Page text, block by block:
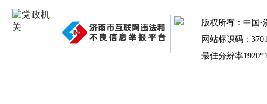
版权所有：中国
网站标识码：
最佳分辨率